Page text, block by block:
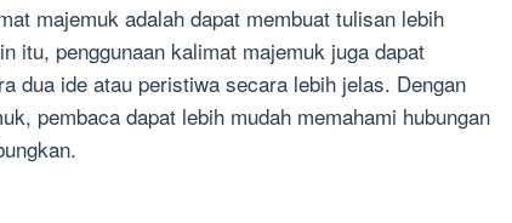
majemuk adalah dapat membuat tulisan lebih
itu, penggunaan kalimat majemuk juga dapat
dua ide atau peristiwa secara lebih jelas. Dengan
pembaca dapat lebih mudah memahami hubungan